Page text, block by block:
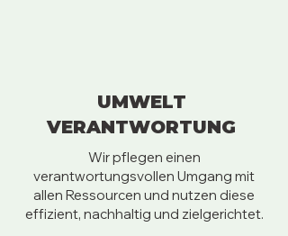
UMWELT
VERANTWORTUNG
Wir pflegen einen
verantwortungsvollen Umgang mit
allen Ressourcen und nutzen diese
effizient, nachhaltig und zielgerichtet.